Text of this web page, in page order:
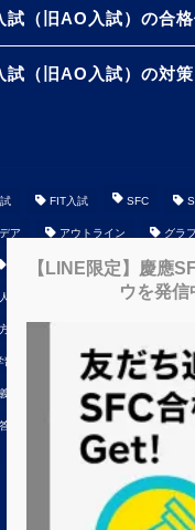
試（旧AO入試）の合
試（旧AO入試）の対策
FIT入試 SFC
ア アウトライン グラフ
チャート 京大 京都産
合格体験記
法
部、環境情報学部）小論文の記事まと
塾大学 東京大学 東大
答案 総合型選抜 総合政
要約 近代性
【LINE限定】慶應
ウを発信